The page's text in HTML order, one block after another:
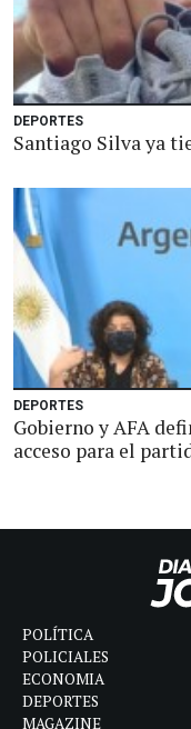
DEPORTES
Santiago Silva ya
DEPORTES
Gobierno y AFA
acceso para el
POLÍTICA
POLICIALES
ECONOMIA
DEPORTES
MAGAZINE